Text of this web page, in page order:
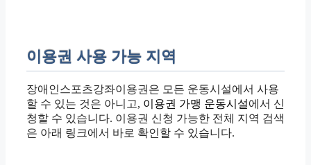
이용권 사용 가능 지역
장애인스포츠강좌이용권은 모든 운동시설에서 사용
할 수 있는 것은 아니고, 이용권 가맹 운동시설에서 신
청할 수 있습니다. 이용권 신청 가능한 전체 지역 검색
은 아래 링크에서 바로 확인할 수 있습니다.